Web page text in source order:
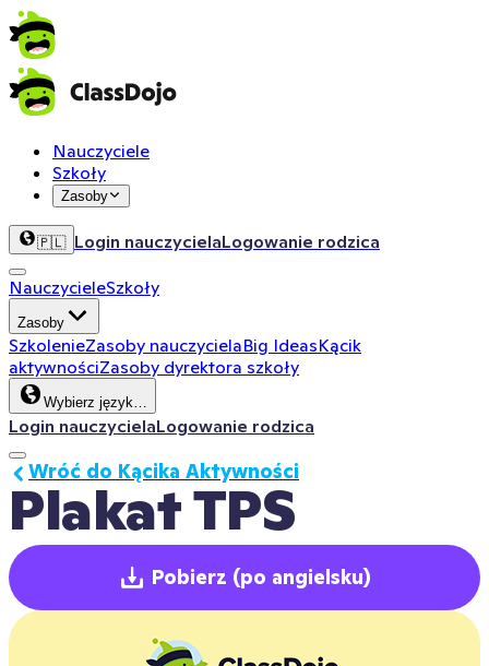
Nauczyciele
Szkoły
Zasoby
🇵🇱 Login nauczycielaLogowanie rodzica
NauczycieleSzkoły
Zasoby
SzkolenieZasoby nauczycielaBig IdeasKącik
aktywnościZasoby dyrektora szkoły
Wybierz język…
Login nauczycielaLogowanie rodzica
Plakat TPS
Wróć do Kącika Aktywności
Pobierz (po angielsku)